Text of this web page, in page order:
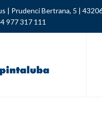
| Prudenci Bertrana, 5 |
977 317 111